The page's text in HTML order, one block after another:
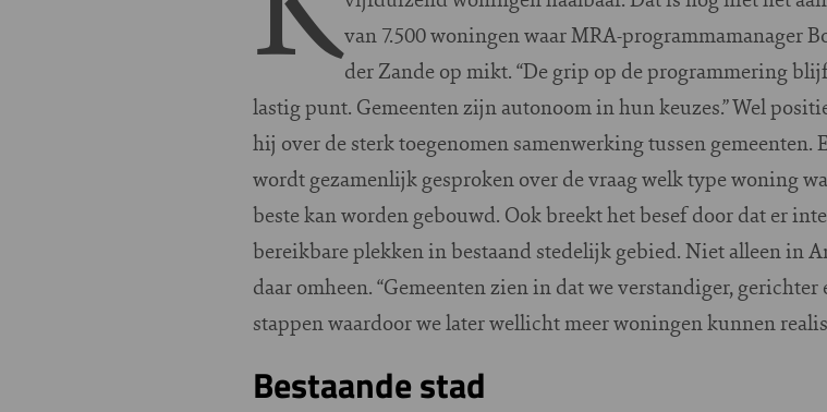
van 7.500 woningen waar MRA-programmamanager
der Zande op mikt. “De grip op de programmering
lastig punt. Gemeenten zijn autonoom in hun keuzes.” Wel
hij over de sterk toegenomen samenwerking tussen gemeenten.
wordt gezamenlijk gesproken over de vraag welk type woning
beste kan worden gebouwd. Ook breekt het besef door dat er
bereikbare plekken in bestaand stedelijk gebied. Niet alleen in
daar omheen. “Gemeenten zien in dat we verstandiger,
stappen waardoor we later wellicht meer woningen kunnen
Bestaande stad